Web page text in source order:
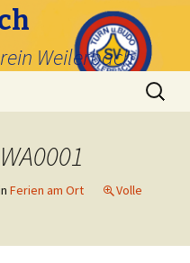
Weilerbach
Suche
nach:
Ferien am Ort
Volle